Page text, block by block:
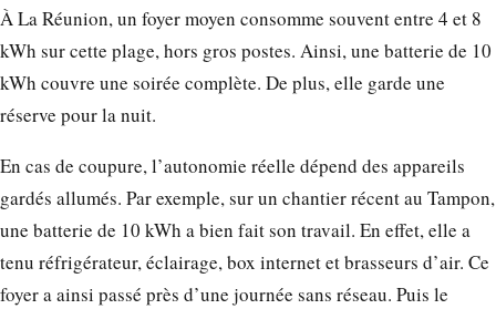
À La Réunion, un foyer moyen consomme souvent entre 4 et 8
kWh sur cette plage, hors gros postes. Ainsi, une batterie de 10
kWh couvre une soirée complète. De plus, elle garde une
réserve pour la nuit.
En cas de coupure, l’autonomie réelle dépend des appareils
gardés allumés. Par exemple, sur un chantier récent au Tampon,
une batterie de 10 kWh a bien fait son travail. En effet, elle a
tenu réfrigérateur, éclairage, box internet et brasseurs d’air. Ce
foyer a ainsi passé près d’une journée sans réseau. Puis le